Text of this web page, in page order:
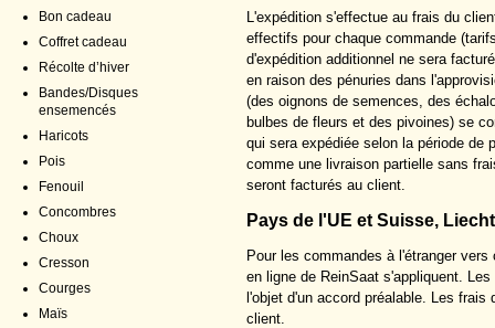
Bon cadeau
Coffret cadeau
Récolte d’hiver
Bandes/Disques
ensemencés
Haricots
Pois
Fenouil
Concombres
Choux
Cresson
Courges
Maïs
L'expédition s'effectue au frais du
effectifs pour chaque commande
d'expédition additionnel ne sera
en raison des pénuries dans
(des oignons de semences, des
bulbes de fleurs et des pivoines) se
qui sera expédiée selon la période de
comme une livraison partielle sans
seront facturés au client.
Pays de l'UE et Suisse,
Pour les commandes à l'étranger
en ligne de ReinSaat s'appliquent.
l'objet d'un accord préalable. Les
client.